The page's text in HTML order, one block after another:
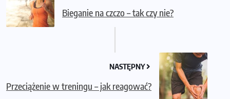
Bieganie na czczo – tak czy nie?
NASTĘPNY
Przeciążenie w treningu – jak reagować?